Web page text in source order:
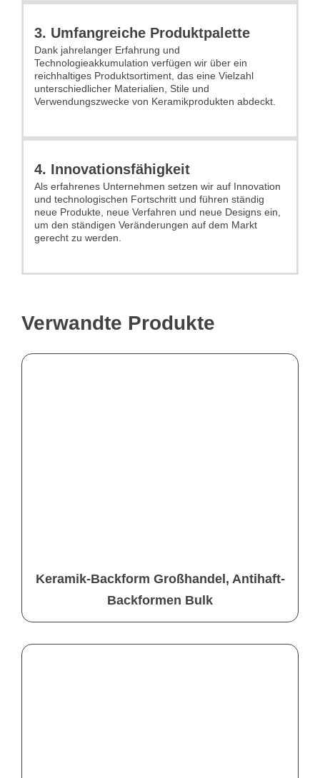
3. Umfangreiche Produktpalette
Dank jahrelanger Erfahrung und
Technologieakkumulation verfügen wir über ein
reichhaltiges Produktsortiment, das eine Vielzahl
unterschiedlicher Materialien, Stile und
Verwendungszwecke von Keramikprodukten abdeckt.
4. Innovationsfähigkeit
Als erfahrenes Unternehmen setzen wir auf Innovation
und technologischen Fortschritt und führen ständig
neue Produkte, neue Verfahren und neue Designs ein,
um den ständigen Veränderungen auf dem Markt
gerecht zu werden.
Verwandte Produkte
Keramik-Backform Großhandel, Antihaft-
Backformen Bulk